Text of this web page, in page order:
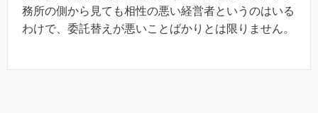
務所の側から見ても相性の悪い経営者というのはいる
わけで、委託替えが悪いことばかりとは限りません。